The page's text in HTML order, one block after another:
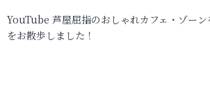
YouTube 芦屋屈指のおしゃれカフェ・ゾー
をお散歩しました！